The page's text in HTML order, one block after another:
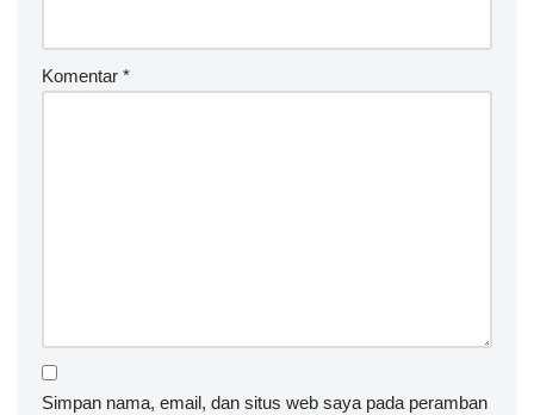
Komentar *
Simpan nama, email, dan situs web saya pada peramban